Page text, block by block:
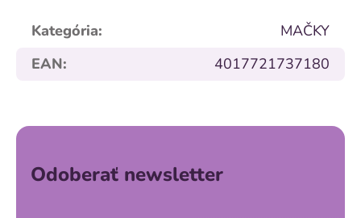
Kategória:
MAČKY
EAN: 4017721737180
Odoberať newsletter